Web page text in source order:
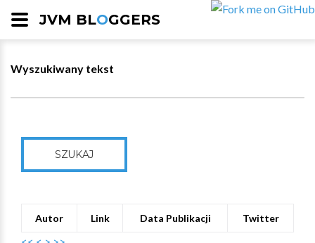
JVM BLOGGERS
Wyszukiwany tekst
SZUKAJ
Autor Link Data Publikacji Twitter